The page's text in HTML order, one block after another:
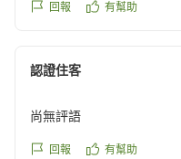
reviewId=33123477550269
回報 有幫助
認證住客
尚無評語
回報 有幫助